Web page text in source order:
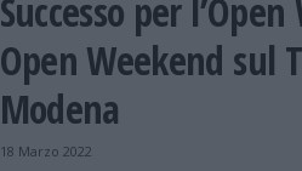
Successo per
Open Weekend sul
Modena
18 Marzo 2022